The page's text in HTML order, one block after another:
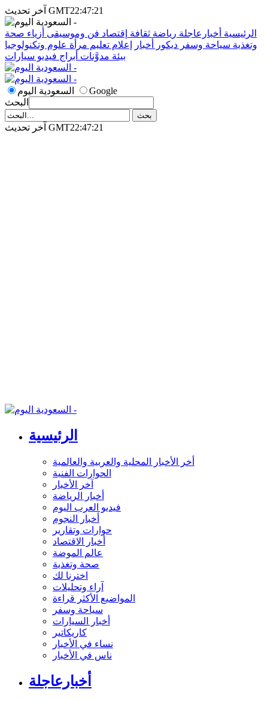
آخر تحديث GMT22:47:21
الرئيسية أخبارعاجلة رياضة ثقافة إقتصاد فن وموسيقى أزياء صحة
وتغذية سياحة وسفر ديكور أخبار إعلام تعليم مرأة علوم وتكنولوجيا
بيئة مدوَّنات أبراج فيديو سيارات
السعودية اليوم
Google
البحث
آخر تحديث GMT22:47:21
الرئيسية
أخر الأخبار المحلية والعربية والعالمية
الحوارات الفنية
آخر الأخبار
أخبار الرياضة
فيديو العرب اليوم
أخبار النجوم
حوارات وتقارير
أخبار الاقتصاد
عالم الموضة
صحة وتغذية
اخترنا لك
آراء وتحليلات
المواضيع الأكثر قراءة
سياحة وسفر
أخبار السيارات
كاريكاتير
نساء في الأخبار
ناس في الأخبار
أخبارعاجلة